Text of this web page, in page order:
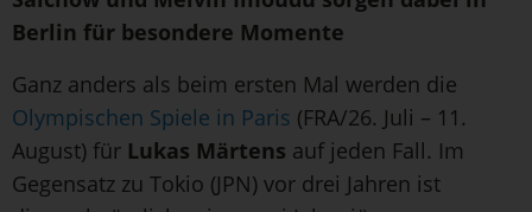
Berlin für besondere Momente
Ganz anders als beim ersten Mal werden die
Olympischen Spiele in Paris (FRA/26. Juli – 11.
August) für Lukas Märtens auf jeden Fall. Im
Gegensatz zu Tokio (JPN) vor drei Jahren ist